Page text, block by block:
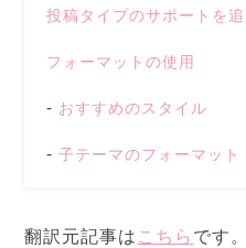
投稿タイプのサポートを
フォーマットの使用
おすすめのスタイル
子テーマのフォーマット
翻訳元記事はこちらです。